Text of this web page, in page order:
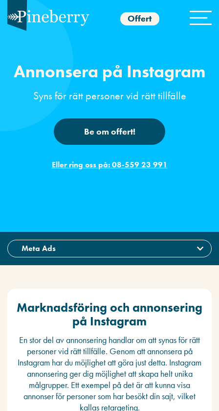
Offert
Annonsera på Instagram
Syns för rätt personer vid rätt tillfälle
Be om offert!
Eller ring oss på: 08-559 23 991
Marknadsföring och annonsering
på Instagram
En stor del av annonsering handlar om att synas för rätt
personer vid rätt tillfälle. Genom att annonsera på
Instagram har du möjlighet att göra just detta. Instagram
annonsering ger dig möjlighet att skapa helt unika
målgrupper. Ett exempel på det är att kunna visa
annonser för personer som har besökt din sajt, vilket
kallas retargeting.